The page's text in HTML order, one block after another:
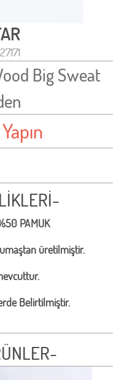
Big Sweat
PAMUK
üretilmiştir.
Belirtilmiştir.